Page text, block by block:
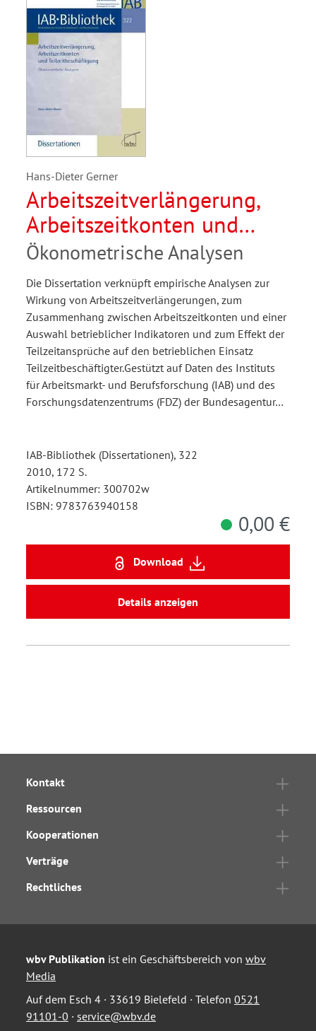
Hans-Dieter Gerner
Arbeitszeitverlängerung,
Arbeitszeitkonten und
Teilzeitbeschäftigung
Ökonometrische Analysen
Die Dissertation verknüpft empirische Analysen zur
Wirkung von Arbeitszeitverlängerungen, zum
Zusammenhang zwischen Arbeitszeitkonten und einer
Auswahl betrieblicher Indikatoren und zum Effekt der
Teilzeitansprüche auf den betrieblichen Einsatz
Teilzeitbeschäftigter.Gestützt auf Daten des Instituts
für Arbeitsmarkt- und Berufsforschung (IAB) und des
Forschungsdatenzentrums (FDZ) der Bundesagentur…
IAB-Bibliothek (Dissertationen), 322
2010, 172 S.
Artikelnummer: 300702w
ISBN: 9783763940158
0,00 €
Download
Details anzeigen
Kontakt
Ressourcen
Kooperationen
Verträge
Rechtliches
wbv Publikation ist ein Geschäftsbereich von wbv
Media
Auf dem Esch 4 · 33619 Bielefeld · Telefon 0521
91101-0 · service@wbv.de